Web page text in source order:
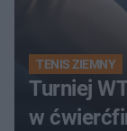
TENIS ZIEMNY
Turniej
w